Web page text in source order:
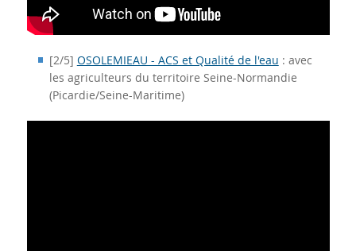
[2/5] OSOLEMIEAU - ACS et Qualité de l'eau : avec
les agriculteurs du territoire Seine-Normandie
(Picardie/Seine-Maritime)